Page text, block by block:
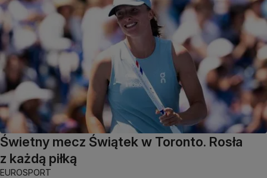
Świetny mecz Świątek w Toronto. Rosła
z każdą piłką
EUROSPORT